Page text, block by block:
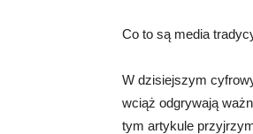
Co to są media
W dzisiejszym
wciąż odgrywają
tym artykule